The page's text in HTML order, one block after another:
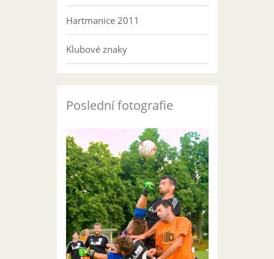
Hartmanice 2011
Klubové znaky
Poslední fotografie